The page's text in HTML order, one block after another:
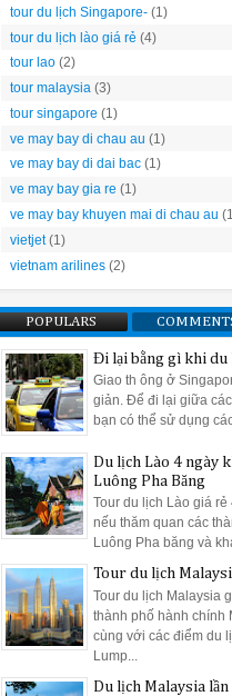
tour du lịch Singapore- (1)
tour du lịch lào giá rẻ (4)
tour lao (2)
tour malaysia (3)
tour singapore (1)
ve may bay di chau au (1)
ve may bay di dai bac (1)
ve may bay gia re (1)
ve may bay khuyen mai di chau au
vietjet (1)
vietnam arilines (2)
POPULARS
Đi lại bằng gì khi du
Giao th ông ở
giản. Để đi lại giữa
bạn có thể sử dụng
Du lịch Lào 4 ngày
Luông Pha Băng
Tour du lịch Lào giá
nếu thăm quan các
Luông Pha băng và
Tour du lịch
Tour du lịch Malaysia
thành phố hành chính
cùng với các điểm du
Lump...
Du lịch Malaysia lần